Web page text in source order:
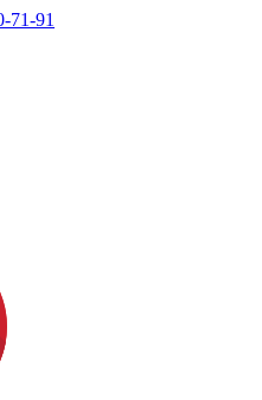
71-91